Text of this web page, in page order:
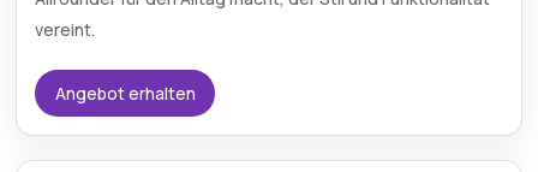
vereint.
Angebot erhalten